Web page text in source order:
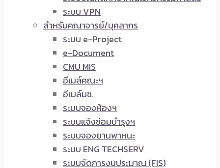
ระบบ VPN
สำหรับคณาจารย์/บุคลากร
ระบบ e-Project
e-Document
CMU MIS
อีเมล์คณะฯ
อีเมล์มช.
ระบบจองห้องฯ
ระบบแจ้งซ่อมบำรุงฯ
ระบบจองยานพาหนะ
ระบบ ENG TECHSERV
ระบบจัดการงบประมาณ (FIS)